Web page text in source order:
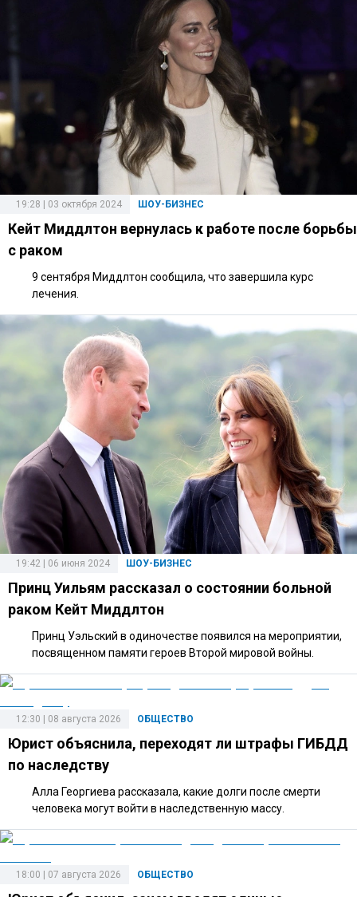
ШОУ-БИЗНЕС
19:28 | 03 октября 2024
Кейт Миддлтон вернулась к работе после борьбы
с раком
9 сентября Миддлтон сообщила, что завершила курс
лечения.
ШОУ-БИЗНЕС
19:42 | 06 июня 2024
Принц Уильям рассказал о состоянии больной
раком Кейт Миддлтон
Принц Уэльский в одиночестве появился на мероприятии,
посвященном памяти героев Второй мировой войны.
ОБЩЕСТВО
12:30 | 08 августа 2026
Юрист объяснила, переходят ли штрафы ГИБДД
по наследству
Алла Георгиева рассказала, какие долги после смерти
человека могут войти в наследственную массу.
ОБЩЕСТВО
18:00 | 07 августа 2026